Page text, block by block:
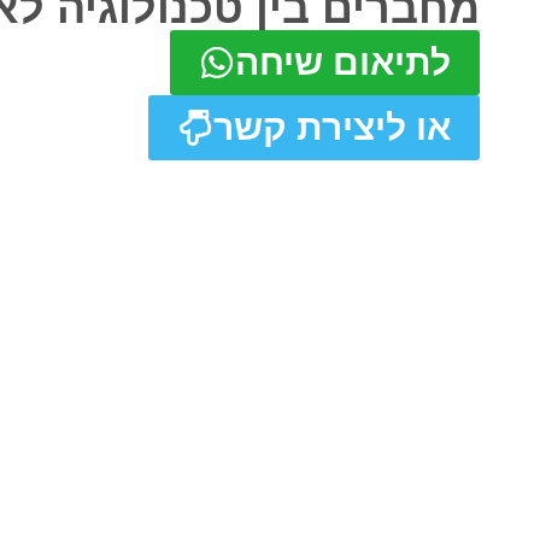
לתיאום שיחה
או ליצירת קשר